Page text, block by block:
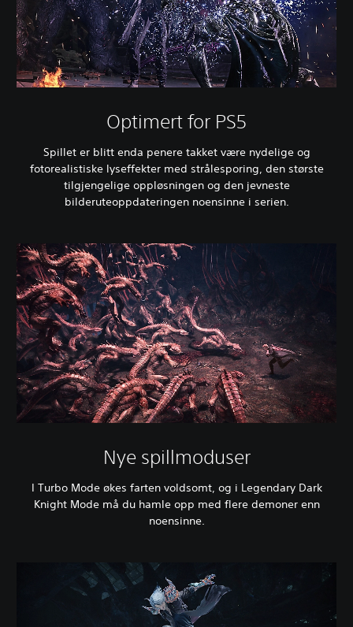
Optimert for PS5
Spillet er blitt enda penere takket være nydelige og
fotorealistiske lyseffekter med strålesporing, den største
tilgjengelige oppløsningen og den jevneste
bilderuteoppdateringen noensinne i serien.
Nye spillmoduser
I Turbo Mode økes farten voldsomt, og i Legendary Dark
Knight Mode må du hamle opp med flere demoner enn
noensinne.